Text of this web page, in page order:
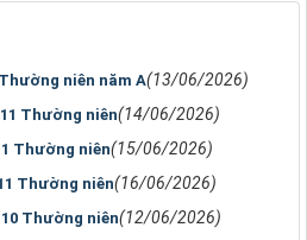
niên năm A(13/06/2026)
Thường niên(14/06/2026)
Thường niên(15/06/2026)
Thường niên(16/06/2026)
Thường niên(12/06/2026)